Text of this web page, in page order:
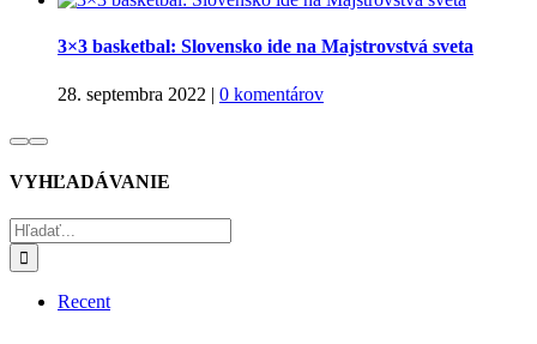
3×3 basketbal: Slovensko ide na Majstrovstvá sveta
28. septembra 2022 | 0 komentárov
VYHĽADÁVANIE
Hľadať:
Recent